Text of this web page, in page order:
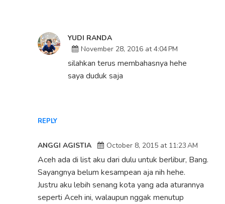
REPLY
YUDI RANDA
November 28, 2016 at 4:04 PM
silahkan terus membahasnya hehe
saya duduk saja
ANGGI AGISTIA October 8, 2015 at 11:23 AM
Aceh ada di list aku dari dulu untuk berlibur, Bang.
Sayangnya belum kesampean aja nih hehe.
Justru aku lebih senang kota yang ada aturannya
seperti Aceh ini, walaupun nggak menutup